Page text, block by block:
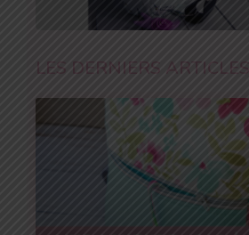
LES DERNIERS